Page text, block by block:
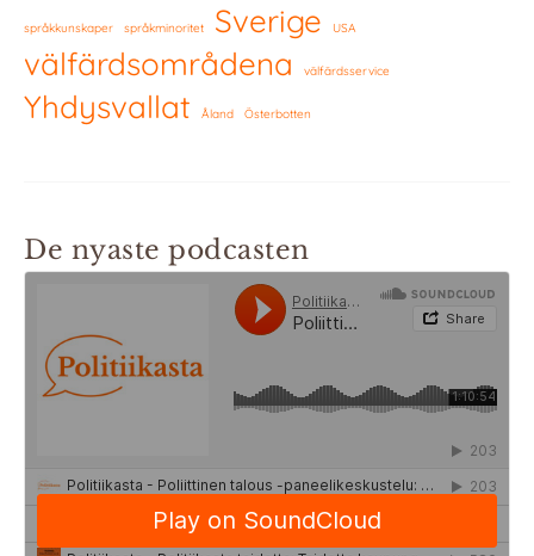
språkkunskaper språkminoritet Sverige USA
välfärdsområdena välfärdsservice
Yhdysvallat Åland Österbotten
De nyaste podcasten